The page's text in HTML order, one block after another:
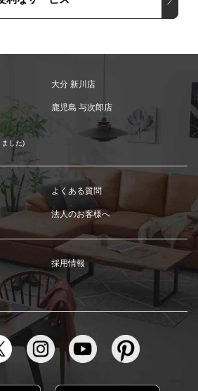
大分 新川店
鹿児島 与次郎店
した)
よくある質問
法人のお客様へ
採用情報